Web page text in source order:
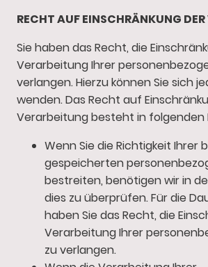
RECHT AUF EINSCHRÄNKUNG
Sie haben das Recht, die
Verarbeitung Ihrer
verlangen. Hierzu können Sie sich
wenden. Das Recht auf
Verarbeitung besteht in folgenden
Wenn Sie die Richtigkeit Ihrer
gespeicherten
bestreiten, benötigen wir in
dies zu überprüfen. Für die
haben Sie das Recht, die
Verarbeitung Ihrer
zu verlangen.